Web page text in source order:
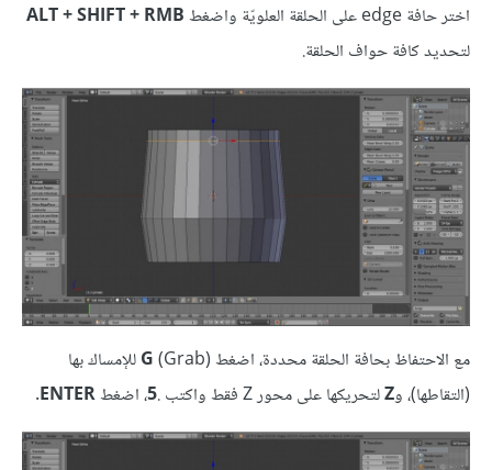
اختر حافة edge على الحلقة العلويّة واضغط
ALT + SHIFT + RMB
لتحديد كافة حواف الحلقة.
مع الاحتفاظ بحافة الحلقة محددة، اضغط G(Grab) للإمساك بها
(التقاطها)، وZلتحريكها على محور Z فقط واكتب . 5، اضغطENTER
.